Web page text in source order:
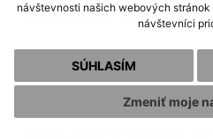
návštevnosti našich webových
návštevníci
SÚHLASÍM
Zmeniť moje